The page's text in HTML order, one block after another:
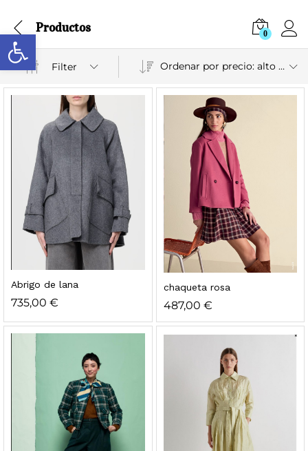
Abrir barra de herramientas Productos 0
Filter Ordenar por precio: alto a bajo
Abrigo de lana
735,00 €
chaqueta rosa
487,00 €